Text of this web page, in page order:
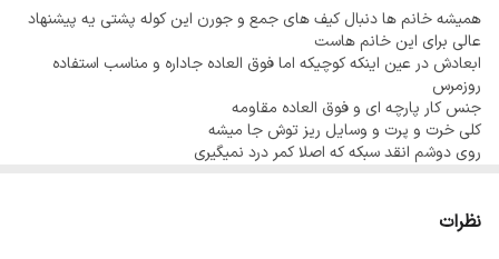
ابعاد:
طول 25 عض 19 ارتفاع 29
+ موجود در شعبه 1 ورزشی پی ام
همیشه خانم ها دنبال کیف های جمع و جورن این کوله پشتی یه پیشنهاد
عالی برای این خانم هاست
ابعادش در عین اینکه کوچیکه اما فوق العاده جاداره و مناسب استفاده
روزمرس
جنس کار پارچه ای و فوق العاده مقاومه
کلی خرت و پرت و وسایل ریز توش جا میشه
روی دوشم انقد سبکه که اصلا کمر درد نمیگیری
نظرات